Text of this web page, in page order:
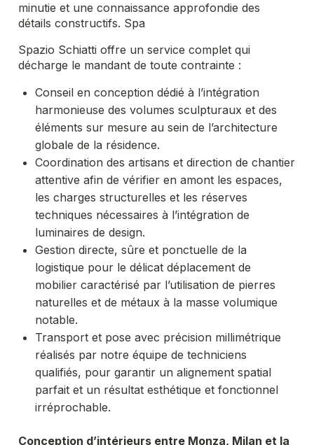
minutie et une connaissance approfondie des
détails constructifs. Spa
Spazio Schiatti offre un service complet qui
décharge le mandant de toute contrainte :
Conseil en conception dédié à l’intégration
harmonieuse des volumes sculpturaux et des
éléments sur mesure au sein de l’architecture
globale de la résidence.
Coordination des artisans et direction de chantier
attentive afin de vérifier en amont les espaces,
les charges structurelles et les réserves
techniques nécessaires à l’intégration de
luminaires de design.
Gestion directe, sûre et ponctuelle de la
logistique pour le délicat déplacement de
mobilier caractérisé par l’utilisation de pierres
naturelles et de métaux à la masse volumique
notable.
Transport et pose avec précision millimétrique
réalisés par notre équipe de techniciens
qualifiés, pour garantir un alignement spatial
parfait et un résultat esthétique et fonctionnel
irréprochable.
Conception d’intérieurs entre Monza, Milan et la